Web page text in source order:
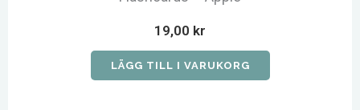
19,00 kr
LÄGG TILL I VARUKORG